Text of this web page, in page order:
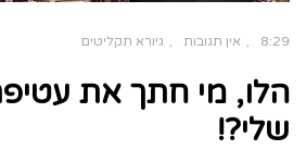
8:29 אין תגובות גיורא תקליטים
הלו, מי חתך את
שלי?!